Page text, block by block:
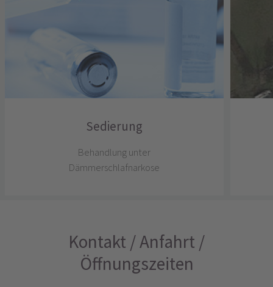
Sedierung
Behandlung unter
Dämmerschlafnarkose
Kontakt / Anfahrt /
Öffnungszeiten